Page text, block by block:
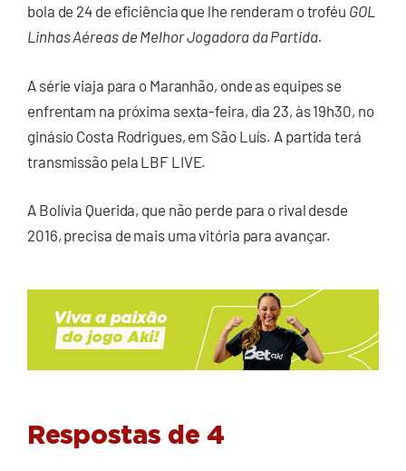
bola de 24 de eficiência que lhe renderam o troféu GOL
Linhas Aéreas de Melhor Jogadora da Partida.
A série viaja para o Maranhão, onde as equipes se
enfrentam na próxima sexta-feira, dia 23, às 19h30, no
ginásio Costa Rodrigues, em São Luís. A partida terá
transmissão pela LBF LIVE.
A Bolívia Querida, que não perde para o rival desde
2016, precisa de mais uma vitória para avançar.
Respostas de 4